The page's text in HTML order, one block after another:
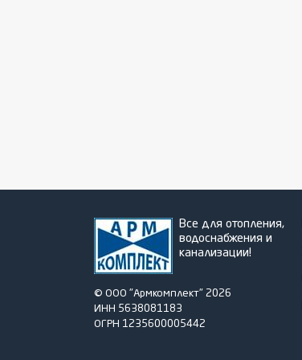
Все для отопления,
водоснабжения и
канализации!
© ООО "Армкомплект" 2026
ИНН 5638081183
ОГРН 1235600005442